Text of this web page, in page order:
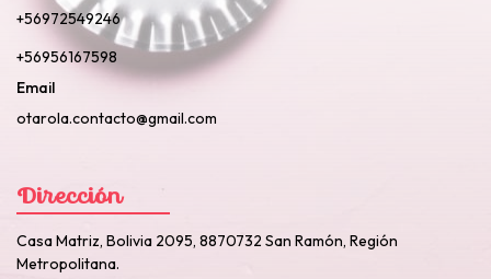
+56972549246
+56956167598
Email
otarola.contacto@gmail.com
Dirección
Casa Matriz, Bolivia 2095, 8870732 San Ramón, Región
Metropolitana.